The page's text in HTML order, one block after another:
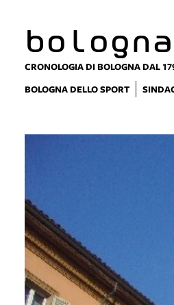
CRONOLOGIA DI BOLOGNA DAL
BOLOGNA DELLO SPORT